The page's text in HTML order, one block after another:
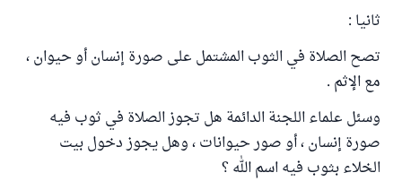
ثانيا :
تصح الصلاة في الثوب المشتمل على صورة إنسان أو حيوان ،
مع الإثم .
وسئل علماء اللجنة الدائمة هل تجوز الصلاة في ثوب فيه
صورة إنسان ، أو صور حيوانات ، وهل يجوز دخول بيت
الخلاء بثوب فيه اسم الله ؟